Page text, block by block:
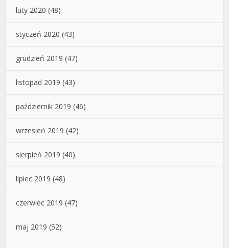
luty 2020 (48)
styczeń 2020 (43)
grudzień 2019 (47)
listopad 2019 (43)
październik 2019 (46)
wrzesień 2019 (42)
sierpień 2019 (40)
lipiec 2019 (48)
czerwiec 2019 (47)
maj 2019 (52)